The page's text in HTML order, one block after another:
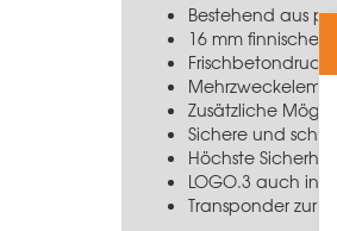
Bestehend aus
16 mm finnisches
Zusätzliche
Sichere und
Höchste
LOGO.3 auch in
Transponder zur